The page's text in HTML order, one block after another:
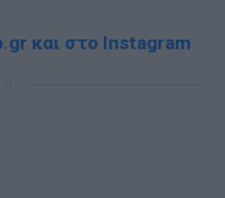
και στο Instagram